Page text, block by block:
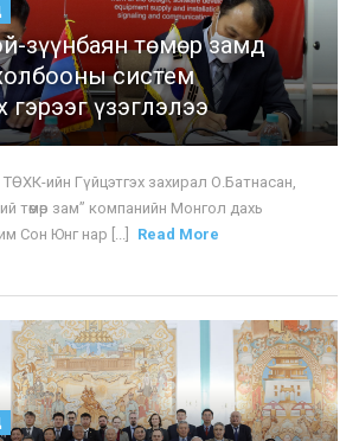
зүүнбаян төмөр замд
систем
гэрээг үзэглэлээ
ТӨХК-ийн Гүйцэтгэх захирал О.Батнасан,
төмөр зам” компанийн Монгол дахь
Сон Юнг нар [...]
Read More